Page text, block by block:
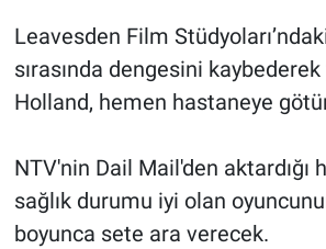
Leavesden Film
sırasında dengesini
Holland, hemen hastaneye
NTV'nin Dail Mail'den aktardığı
sağlık durumu iyi olan
boyunca sete ara verecek.
Programlar
Sağlık
Teknoloji